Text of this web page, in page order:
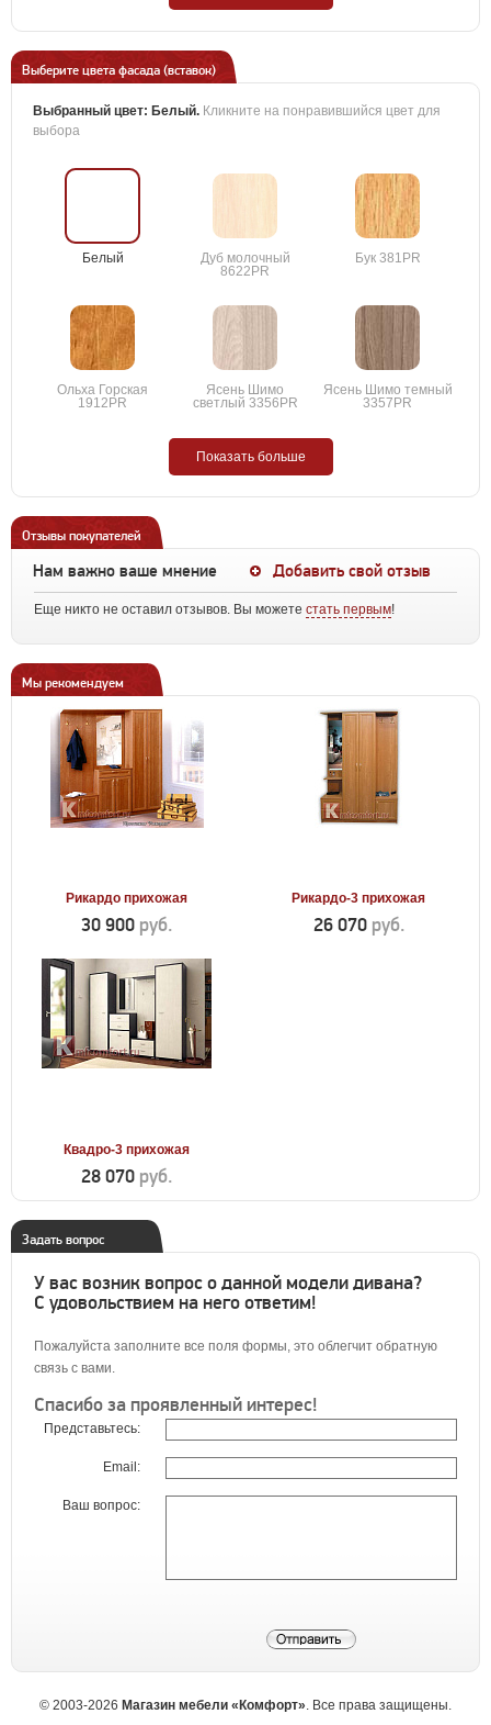
Выберите цвета фасада (вставок)
Выбранный цвет: Белый. Кликните на понравившийся цвет для
выбора
Белый
Дуб молочный
8622PR
Бук 381PR
Ольха Горская
1912PR
Ясень Шимо
светлый 3356PR
Ясень Шимо темный
3357PR
Показать больше
Отзывы покупателей
Нам важно ваше мнение Добавить свой отзыв
Еще никто не оставил отзывов. Вы можете стать первым!
Мы рекомендуем
Рикардо прихожая
30 900 руб.
Рикардо-3 прихожая
26 070 руб.
Квадро-3 прихожая
28 070 руб.
Задать вопрос
У вас возник вопрос о данной модели дивана?
С удовольствием на него ответим!
Пожалуйста заполните все поля формы, это облегчит обратную
связь с вами.
Спасибо за проявленный интерес!
Представьтесь:
Email:
Ваш вопрос:
© 2003-2026 Магазин мебели «Комфорт». Все права защищены.